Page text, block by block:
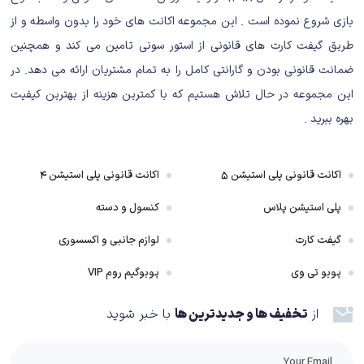
اطراف ماشین را دارا است. واضح است که این عمل برای دادن امکان تنظیم دوربین
همین آزادی زیادی مشکل‌ساز می‌شود. عدم امکان قفل‌کردن دوربین در مکان خاص
موجب می‌شود که در همه حال نیاز به تنظیم آن باشد که این مسئله در حین
تلاش برای عبور از قسمت سخت مسیر، مشکلات را دوچندان می‌کند. علاوه بر آن
تغییر دنده توسط آنالوگ راست انجام می‌شود که درعین‌حال برای تغییر زاویه
گیم پلی بازی Mudrunner
نسبتا کمی داشته و بعد از چند ساعت گشت و گذار، دیگر تنوعی ندارند. علاوه بر
بازی شروع نموده است . این مجموعه اکانت های خود را بدون واسطه و از
طریق گیفت کارت های قانونی از استور سونی تامین می کند و همچنین
ضمانت قانونی بودن و گارانتی کامل را به تمام مشتریان ارائه می دهد. در
این مجموعه در حال تلاش هستیم که با کمترین هزینه از بهترین کیفیت
بهره ببرید .
اکانت قانونی پلی استیشن ۵
پلی استیشن پلاس
گیفت کارت
پوبو تی وی
اکانت قانونی پلی استیشن ۴
کنسول و دسته
لوازم جانبی و اکسسوری
پوبوگیم روم VIP
از تخفیف ها و جدیدترین ها با خبر شوید